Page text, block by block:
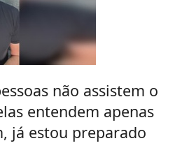
não assistem o
entendem apenas
já estou preparado